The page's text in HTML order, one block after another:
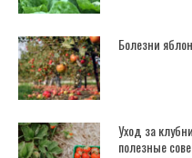
Болезни
Уход за
полезные